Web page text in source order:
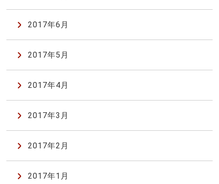
2017年6月
2017年5月
2017年4月
2017年3月
2017年2月
2017年1月